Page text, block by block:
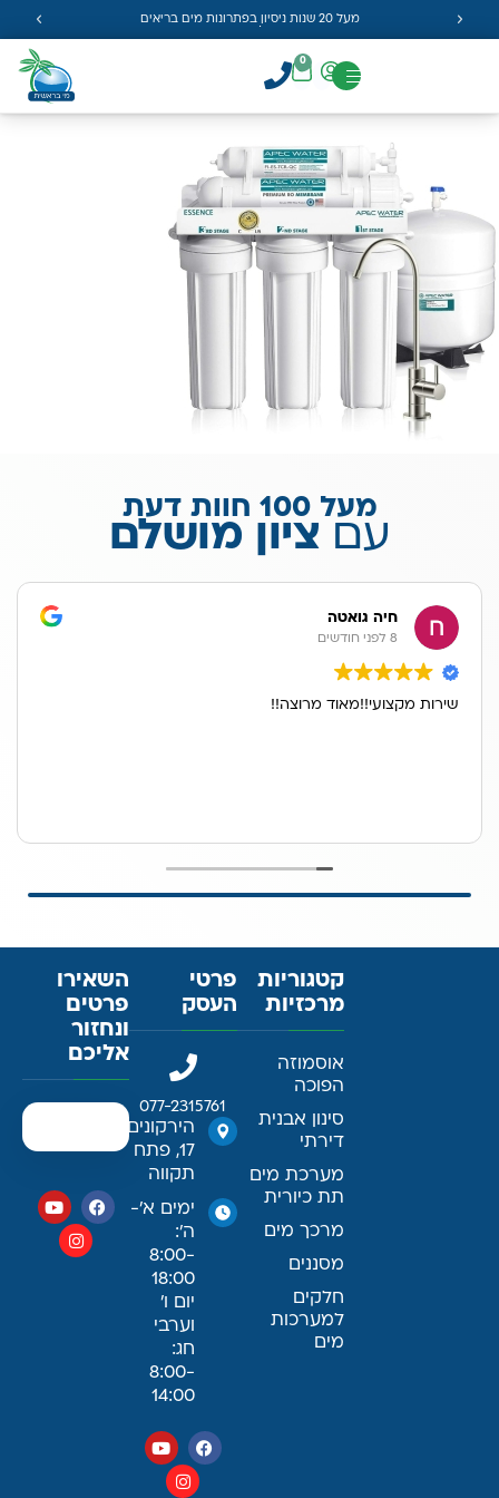
מעל 20 שנות ניסיון בפתרונות מים בריאים
0
מעל 100 חוות דעת
עםציון מושלם
חיה גואטה
8 לפני חודשים
שירות מקצועי!!מאוד מרוצה!!
קטגוריות
מרכזיות
אוסמוזה
הפוכה
סינון אבנית
דירתי
מערכת מים
תת כיורית
מרכך מים
מסננים
חלקים
למערכות
מים
פרטי
העסק
077-2315761
הירקונים
17, פתח
תקווה
ימים א׳-
ה׳:
8:00-
18:00
יום ו׳
וערבי
חג:
8:00-
14:00
השאירו
פרטים
ונחזור
אליכם